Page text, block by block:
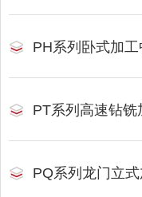
PH系列卧式加
PT系列高速钻铣
PQ系列龙门立